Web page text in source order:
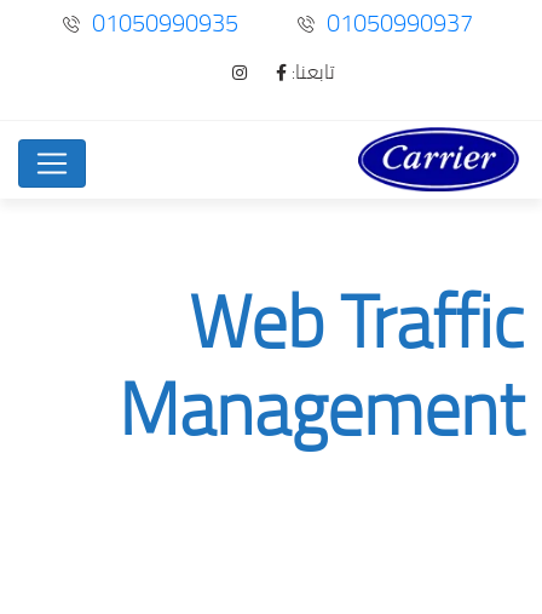
01050990937
01050990935
تابعنا:
Web Traffic
Management